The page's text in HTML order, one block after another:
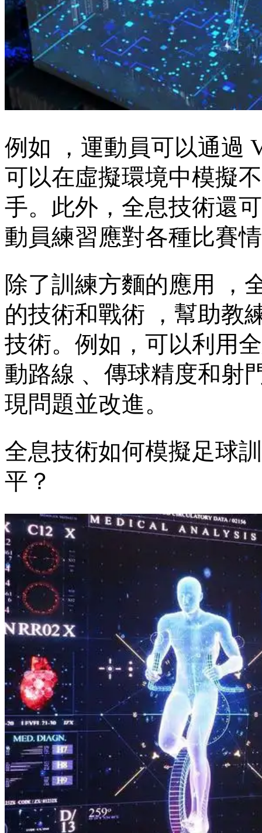
例如 ，運動員可以通過
可以在虛擬環境中模擬不
手。此外 ，全息技
動員練習應對各種比賽情況
除了訓練方麵的應用
的技術和戰術 ，幫助
技術。例如，可以
動路線 、傳球精度和
現問題並改進。
全息技術如何模擬足球訓
平？